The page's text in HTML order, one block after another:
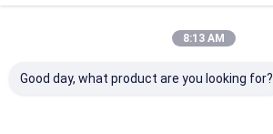
8:13 AM
Good day, what product are you looking for?